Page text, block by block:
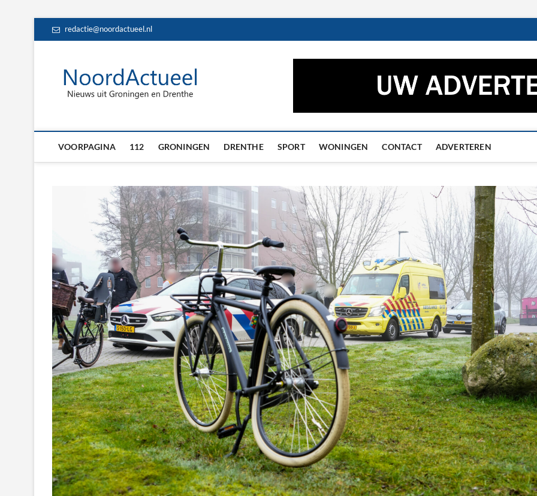
redactie@noordactueel.nl
NoordActueel – Het laatste
VOORPAGINA 112 GRONINGEN DRENTHE SPORT WONINGEN CONTACT ADVERTEREN